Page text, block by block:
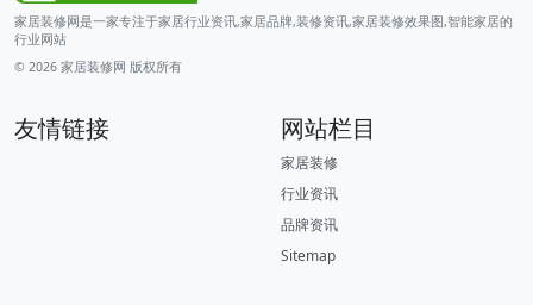
家居装修网是一家专注于家居行业资讯,家居品牌,装修资讯,家居装修效果图,智能家居的
行业网站
© 2026 家居装修网 版权所有
友情链接 网站栏目
家居装修
行业资讯
品牌资讯
Sitemap